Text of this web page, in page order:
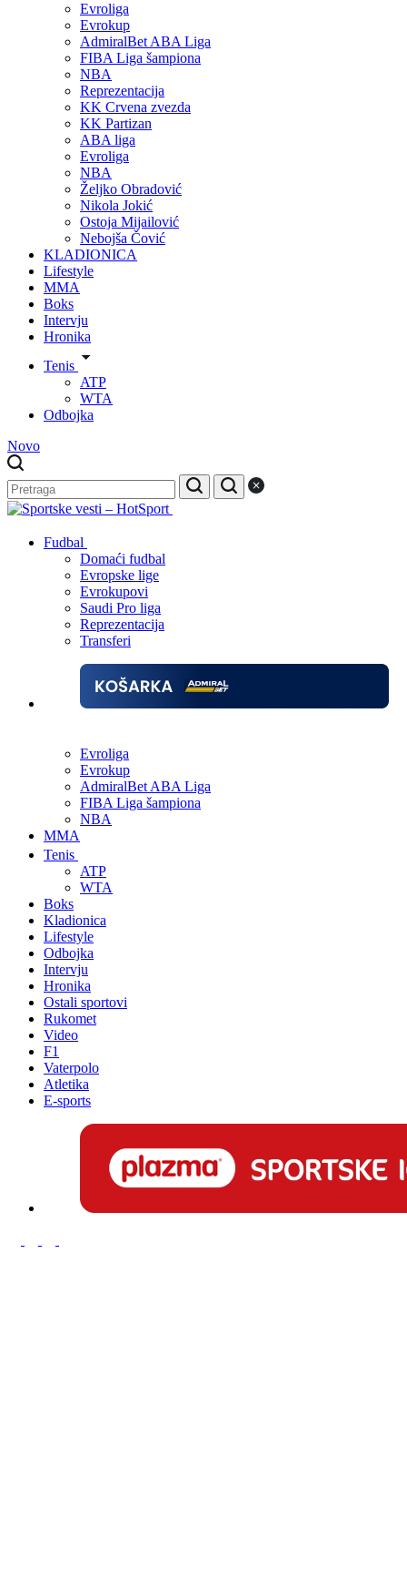
Evroliga
Evrokup
AdmiralBet ABA Liga
FIBA Liga šampiona
NBA
Reprezentacija
KK Crvena zvezda
KK Partizan
ABA liga
Evroliga
NBA
Željko Obradović
Nikola Jokić
Ostoja Mijailović
Nebojša Čović
KLADIONICA
Lifestyle
MMA
Boks
Intervju
Hronika
Tenis
ATP
WTA
Odbojka
Novo
Fudbal
Domaći fudbal
Evropske lige
Evrokupovi
Saudi Pro liga
Reprezentacija
Transferi
Evroliga
Evrokup
AdmiralBet ABA Liga
FIBA Liga šampiona
NBA
MMA
Tenis
ATP
WTA
Boks
Kladionica
Lifestyle
Odbojka
Intervju
Hronika
Ostali sportovi
Rukomet
Video
F1
Vaterpolo
Atletika
E-sports